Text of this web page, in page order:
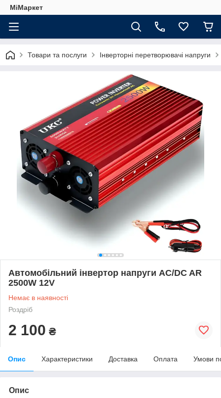
МіМаркет
Товари та послуги Інверторні перетворювачі напруги
Автомобільний інвертор напруги AC/DC AR
2500W 12V
Немає в наявності
Роздріб
2 100 ₴
Опис Характеристики Доставка Оплата Умови
Опис